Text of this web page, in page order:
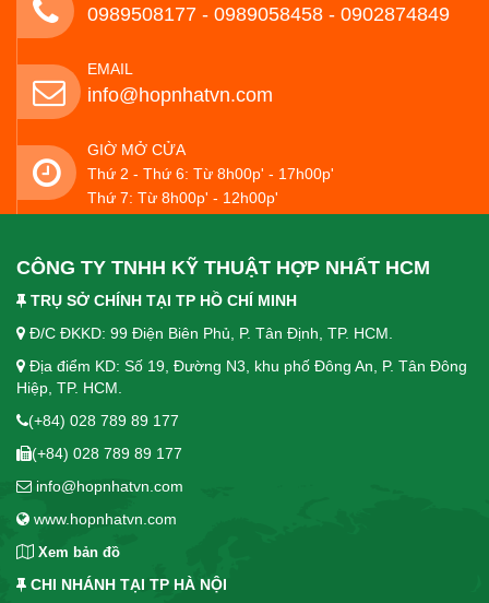
0989508177 - ‭0989058458‬ - 0902874849
EMAIL
info@hopnhatvn.com
GIỜ MỞ CỬA
Thứ 2 - Thứ 6: Từ 8h00p' - 17h00p'
Thứ 7: Từ 8h00p' - 12h00p'
CÔNG TY TNHH KỸ THUẬT HỢP NHẤT HCM
TRỤ SỞ CHÍNH TẠI TP HỒ CHÍ MINH
Đ/C ĐKKD: 99 Điện Biên Phủ, P. Tân Định, TP. HCM.
Địa điểm KD: Số 19, Đường N3, khu phố Đông An, P. Tân Đông
Hiệp, TP. HCM.
(+84) 028 789 89 177
(+84) 028 789 89 177
info@hopnhatvn.com
www.hopnhatvn.com
Xem bản đồ
CHI NHÁNH TẠI TP HÀ NỘI